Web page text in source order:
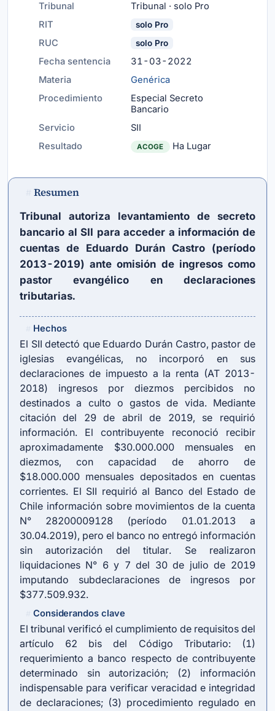
Tribunal
Tribunal · solo Pro
RIT
solo Pro
RUC solo Pro
Fecha sentencia
31-03-2022
Materia
Genérica
Procedimiento
Especial Secreto
Bancario
Servicio
SII
Resultado
ACOGE Ha Lugar
Resumen
Tribunal autoriza levantamiento de secreto
bancario al SII para acceder a información de
cuentas de Eduardo Durán Castro (período
2013-2019) ante omisión de ingresos como
pastor evangélico en declaraciones
tributarias.
Hechos
El SII detectó que Eduardo Durán Castro, pastor de
iglesias evangélicas, no incorporó en sus
declaraciones de impuesto a la renta (AT 2013-
2018) ingresos por diezmos percibidos no
destinados a culto o gastos de vida. Mediante
citación del 29 de abril de 2019, se requirió
información. El contribuyente reconoció recibir
aproximadamente $30.000.000 mensuales en
diezmos, con capacidad de ahorro de
$18.000.000 mensuales depositados en cuentas
corrientes. El SII requirió al Banco del Estado de
Chile información sobre movimientos de la cuenta
N° 28200009128 (período 01.01.2013 a
30.04.2019), pero el banco no entregó información
sin autorización del titular. Se realizaron
liquidaciones N° 6 y 7 del 30 de julio de 2019
imputando subdeclaraciones de ingresos por
$377.509.932.
Considerandos clave
El tribunal verificó el cumplimiento de requisitos del
artículo 62 bis del Código Tributario: (1)
requerimiento a banco respecto de contribuyente
determinado sin autorización; (2) información
indispensable para verificar veracidad e integridad
de declaraciones; (3) procedimiento regulado en